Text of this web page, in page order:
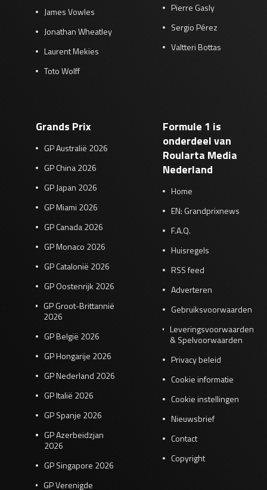
James Vowles
Jonathan Wheatley
Laurent Mekies
Toto Wolff
Pierre Gasly
Sergio Pérez
Valtteri Bottas
Grands Prix
GP Australië 2026
GP China 2026
GP Japan 2026
GP Miami 2026
GP Canada 2026
GP Monaco 2026
GP Catalonië 2026
GP Oostenrijk 2026
GP Groot-Brittannië
2026
GP België 2026
GP Hongarije 2026
GP Nederland 2026
GP Italië 2026
GP Spanje 2026
GP Azerbeidzjan
2026
GP Singapore 2026
GP Verenigde
Formule 1 is
onderdeel van
Roularta Media
Nederland
Home
EN: Grandprixnews
F.A.Q.
Huisregels
RSS feed
Adverteren
Gebruiksvoorwaarden
Leveringsvoorwaarden
& Spelvoorwaarden
Privacy beleid
Cookie informatie
Cookie instellingen
Nieuwsbrief
Contact
Copyright